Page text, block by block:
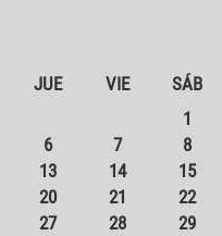
JUE VIE
SÁB
1
6 7
8
13 14
15
20 21
22
27 28
29